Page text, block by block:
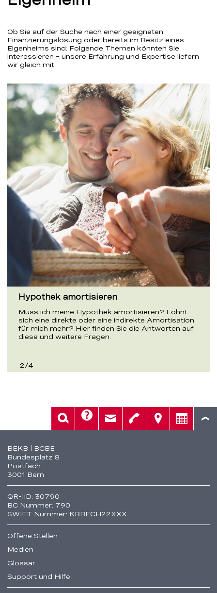
Ob Sie auf der Suche nach einer geeigneten
Finanzierungslösung oder bereits im Besitz eines
Eigenheims sind: Folgende Themen könnten Sie
interessieren – unsere Erfahrung und Expertise liefern
wir gleich mit.
Hypothek amortisieren
Muss ich meine Hypothek amortisieren? Lohnt
sich eine direkte oder eine indirekte Amortisation
für mich mehr? Hier finden Sie die Antworten auf
diese und weitere Fragen.
2/4
Fusszeile
BEKB | BCBE
Bundesplatz 8
Postfach
3001 Bern
QR-IID: 30790
BC Nummer: 790
SWIFT Nummer: KBBECH22XXX
Offene Stellen
Medien
Glossar
Support und Hilfe